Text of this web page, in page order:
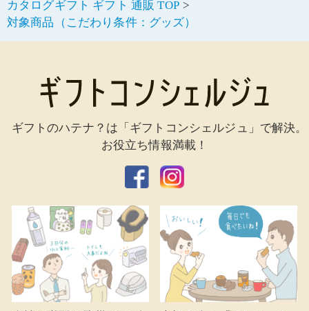
カタログギフト ギフト 通販 TOP
対象商品（こだわり条件：グッズ）
ギフトのハテナ？は「ギフトコンシェルジュ」で解決。
お役立ち情報満載！